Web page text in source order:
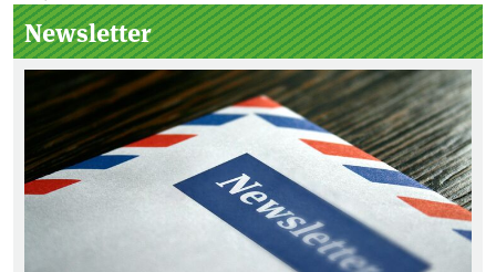
Seitenleiste
Newsletter